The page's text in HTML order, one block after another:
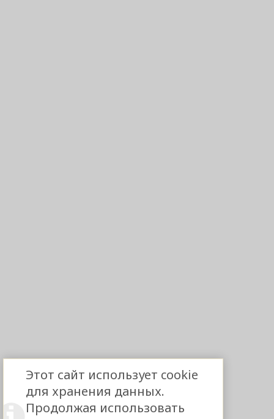
Этот сайт использует cookie
для хранения данных.
Продолжая использовать